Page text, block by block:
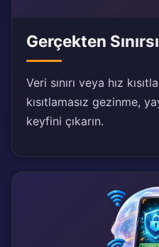
Gerçekten
Veri sınırı veya hız
kısıtlamasız gezinme,
keyfini çıkarın.